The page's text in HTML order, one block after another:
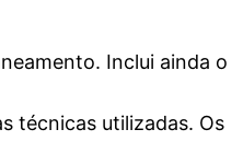
Inclui ainda o
técnicas utilizadas. Os